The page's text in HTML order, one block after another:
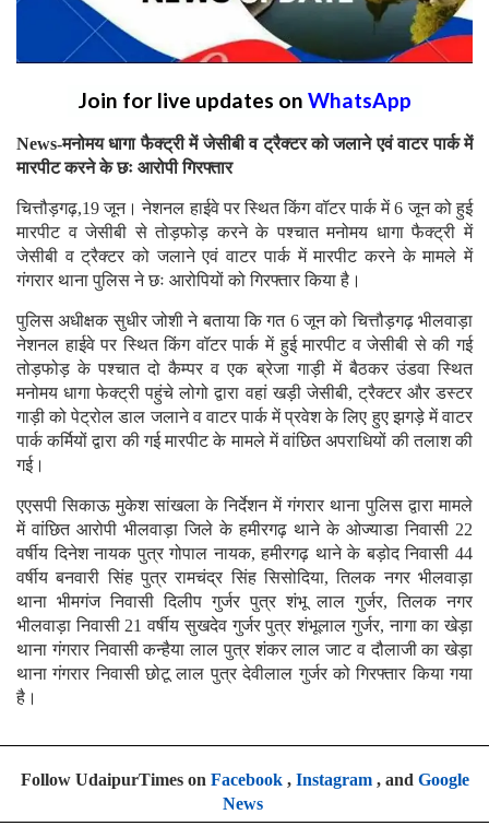
Join for live updates on WhatsApp
News-मनोमय धागा फैक्ट्री में जेसीबी व ट्रैक्टर को जलाने एवं वाटर पार्क में
मारपीट करने के छः आरोपी गिरफ्तार
चित्तौड़गढ़,19 जून। नेशनल हाईवे पर स्थित किंग वॉटर पार्क में 6 जून को हुई
मारपीट व जेसीबी से तोड़फोड़ करने के पश्चात मनोमय धागा फैक्ट्री में
जेसीबी व ट्रैक्टर को जलाने एवं वाटर पार्क में मारपीट करने के मामले में
गंगरार थाना पुलिस ने छः आरोपियों को गिरफ्तार किया है।
पुलिस अधीक्षक सुधीर जोशी ने बताया कि गत 6 जून को चित्तौड़गढ़ भीलवाड़ा
नेशनल हाईवे पर स्थित किंग वॉटर पार्क में हुई मारपीट व जेसीबी से की गई
तोड़फोड़ के पश्चात दो कैम्पर व एक ब्रेजा गाड़ी में बैठकर उंडवा स्थित
मनोमय धागा फेक्ट्री पहुंचे लोगो द्वारा वहां खड़ी जेसीबी, ट्रैक्टर और डस्टर
गाड़ी को पेट्रोल डाल जलाने व वाटर पार्क में प्रवेश के लिए हुए झगड़े में वाटर
पार्क कर्मियों द्वारा की गई मारपीट के मामले में वांछित अपराधियों की तलाश की
गई।
एएसपी सिकाऊ मुकेश सांखला के निर्देशन में गंगरार थाना पुलिस द्वारा मामले
में वांछित आरोपी भीलवाड़ा जिले के हमीरगढ़ थाने के ओज्याडा निवासी 22
वर्षीय दिनेश नायक पुत्र गोपाल नायक, हमीरगढ़ थाने के बड़ोद निवासी 44
वर्षीय बनवारी सिंह पुत्र रामचंद्र सिंह सिसोदिया, तिलक नगर भीलवाड़ा
थाना भीमगंज निवासी दिलीप गुर्जर पुत्र शंभू लाल गुर्जर, तिलक नगर
भीलवाड़ा निवासी 21 वर्षीय सुखदेव गुर्जर पुत्र शंभूलाल गुर्जर, नागा का खेड़ा
थाना गंगरार निवासी कन्हैया लाल पुत्र शंकर लाल जाट व दौलाजी का खेड़ा
थाना गंगरार निवासी छोटू लाल पुत्र देवीलाल गुर्जर को गिरफ्तार किया गया
है।
Follow UdaipurTimes on Facebook, Instagram, and Google
News